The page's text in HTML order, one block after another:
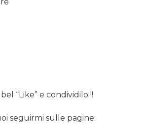
“Like” e condividilo !!
seguirmi sulle pagine: